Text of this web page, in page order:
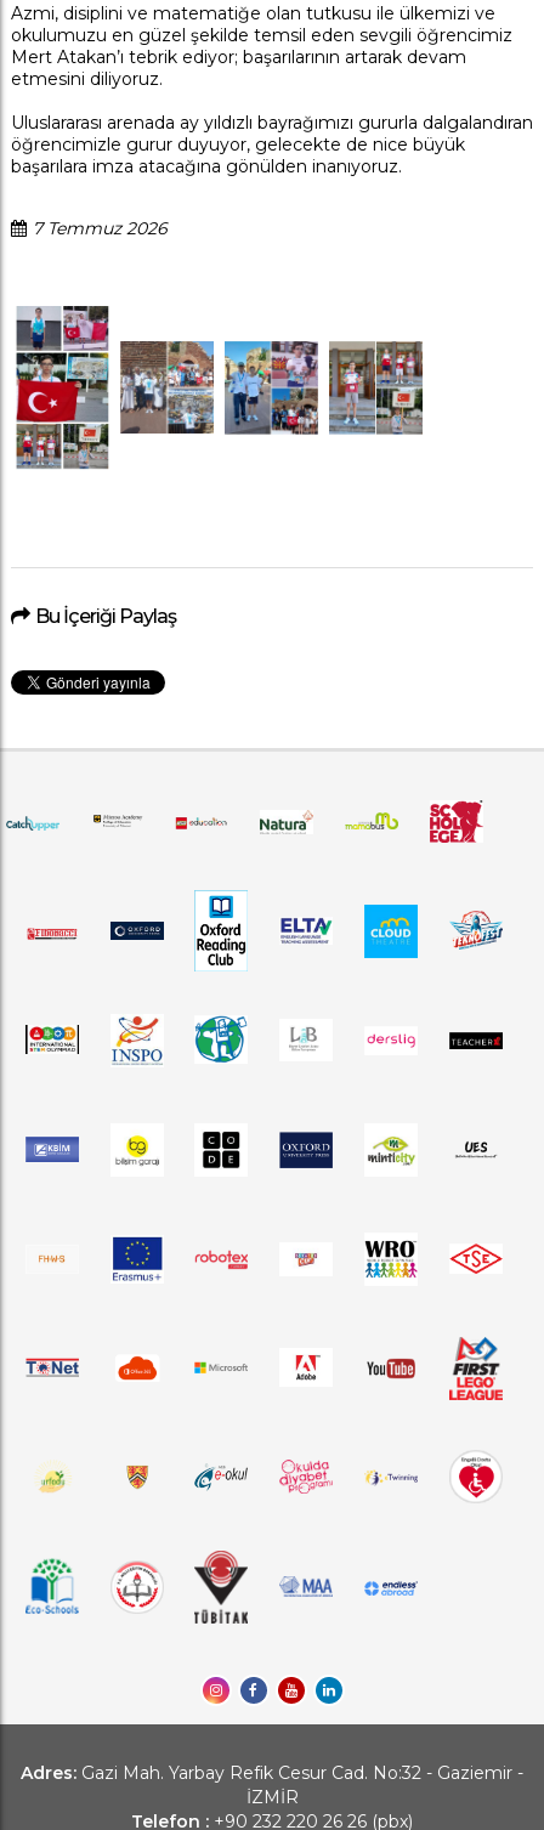
Azmi, disiplini ve matematiğe olan tutkusu ile ülkemizi ve
okulumuzu en güzel şekilde temsil eden sevgili öğrencimiz
Mert Atakan’ı tebrik ediyor; başarılarının artarak devam
etmesini diliyoruz.
Uluslararası arenada ay yıldızlı bayrağımızı gururla dalgalandıran
öğrencimizle gurur duyuyor, gelecekte de nice büyük
başarılara imza atacağına gönülden inanıyoruz.
7 Temmuz 2026
Bu İçeriği Paylaş
Adres: Gazi Mah. Yarbay Refik Cesur Cad. No:32 - Gaziemir -
İZMİR
Telefon : +90 232 220 26 26 (pbx)